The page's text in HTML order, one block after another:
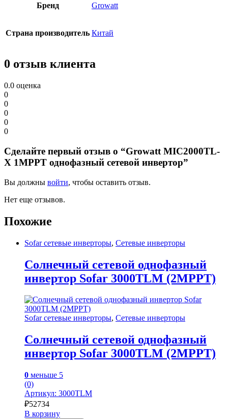
Бренд Growatt
Страна производитель Китай
0 отзыв клиента
0.0 оценка
0
0
0
0
0
Сделайте первый отзыв о “Growatt MIC2000TL-
X 1MPPT однофазный сетевой инвертор”
Вы должны войти, чтобы оставить отзыв.
Нет еще отзывов.
Похожие
Sofar сетевые инверторы, Сетевые инверторы
Солнечный сетевой однофазный
инвертор Sofar 3000TLM (2MPPT)
Sofar сетевые инверторы, Сетевые инверторы
Солнечный сетевой однофазный
инвертор Sofar 3000TLM (2MPPT)
0 меньше 5
(0)
Артикул: 3000TLM
₽52734
В корзину